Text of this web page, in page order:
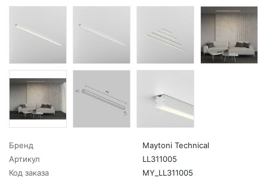
Бренд
Maytoni Technical
Артикул
LL311005
Код заказа
MY_LL311005